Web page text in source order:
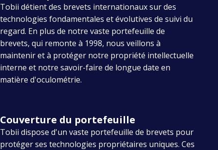
Tobii détient des brevets internationaux sur des
technologies fondamentales et évolutives de suivi du
regard. En plus de notre vaste portefeuille de
brevets, qui remonte à 1998, nous veillons à
maintenir et à protéger notre propriété intellectuelle
interne et notre savoir-faire de longue date en
matière d'oculométrie.
Couverture du portefeuille
Tobii dispose d'un vaste portefeuille de brevets pour
protéger ses technologies propriétaires uniques. Ces